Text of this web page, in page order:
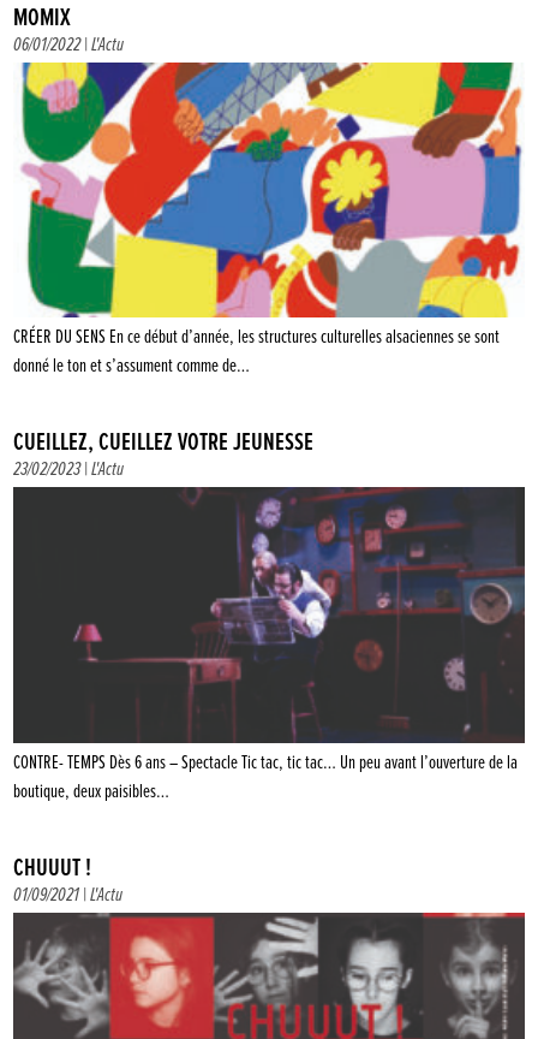
MOMIX
06/01/2022 |L'Actu
CRÉER DU SENS En ce début d’année, les structures culturelles alsaciennes se sont
donné le ton et s’assument comme de…
CUEILLEZ, CUEILLEZ VOTRE JEUNESSE
23/02/2023 |L'Actu
CONTRE- TEMPS Dès 6 ans – Spectacle Tic tac, tic tac… Un peu avant l’ouverture de la
boutique, deux paisibles…
CHUUUT !
01/09/2021 |L'Actu